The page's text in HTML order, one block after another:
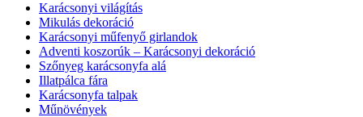
Karácsonyi világítás
Mikulás dekoráció
Karácsonyi műfenyő girlandok
Adventi koszorúk – Karácsonyi dekoráció
Szőnyeg karácsonyfa alá
Illatpálca fára
Karácsonyfa talpak
Műnövények